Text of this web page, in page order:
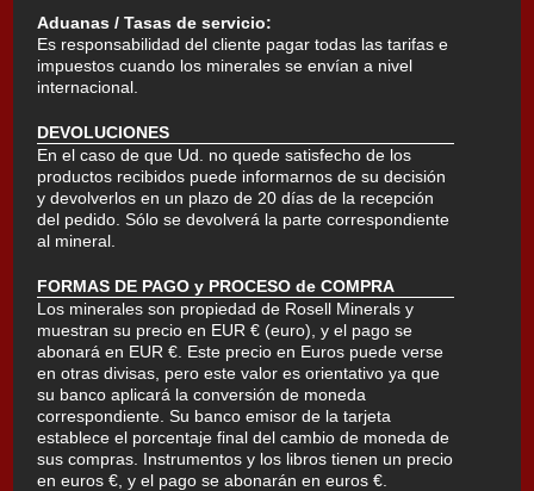
Aduanas / Tasas de servicio:
Es responsabilidad del cliente pagar todas las tarifas e
impuestos cuando los minerales se envían a nivel
internacional.
DEVOLUCIONES
En el caso de que Ud. no quede satisfecho de los
productos recibidos puede informarnos de su decisión
y devolverlos en un plazo de 20 días de la recepción
del pedido. Sólo se devolverá la parte correspondiente
al mineral.
FORMAS DE PAGO y PROCESO de COMPRA
Los minerales son propiedad de Rosell Minerals y
muestran su precio en EUR € (euro), y el pago se
abonará en EUR €. Este precio en Euros puede verse
en otras divisas, pero este valor es orientativo ya que
su banco aplicará la conversión de moneda
correspondiente. Su banco emisor de la tarjeta
establece el porcentaje final del cambio de moneda de
sus compras. Instrumentos y los libros tienen un precio
en euros €, y el pago se abonarán en euros €.